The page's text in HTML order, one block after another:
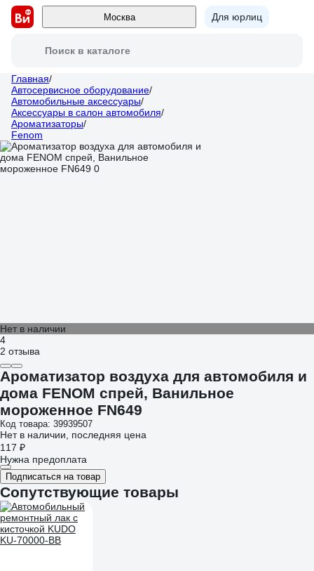
Москва Для юрлиц
Поиск в каталоге
Главная/
Автосервисное оборудование/
Автомобильные аксессуары/
Аксессуары в салон автомобиля/
Ароматизаторы/
Fenom
Нет в наличии
4
2 отзыва
Ароматизатор воздуха для автомобиля и
дома FENOM спрей, Ванильное
мороженное FN649
Код товара: 39939507
Нет в наличии, последняя цена
117 ₽
Нужна предоплата
Подписаться на товар
Сопутствующие товары